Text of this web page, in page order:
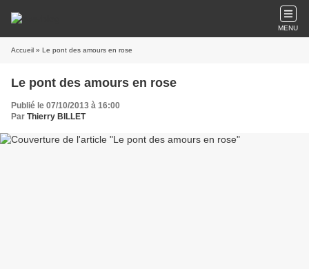
MENU
Accueil » Le pont des amours en rose
Le pont des amours en rose
Publié le 07/10/2013 à 16:00
Par Thierry BILLET